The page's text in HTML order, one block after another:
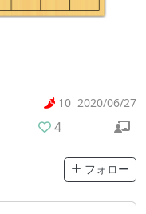
10 2020/06/27
4
フォロー